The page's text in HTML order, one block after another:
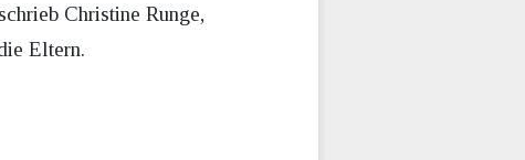
Christine Runge,
Eltern.